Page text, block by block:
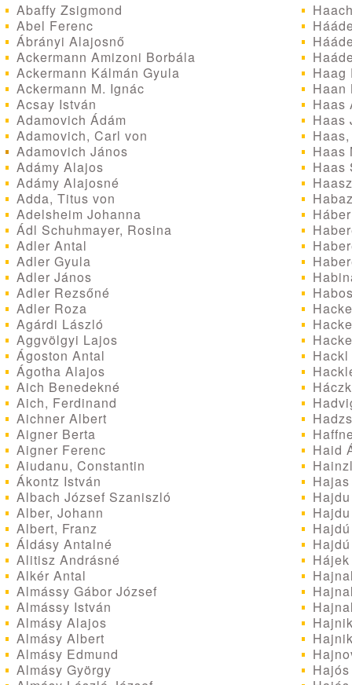
Abaffy Zsigmond
Abel Ferenc
Ábrányi Alajosnő
Ackermann Amizoni Borbála
Ackermann Kálmán Gyula
Ackermann M. Ignác
Acsay István
Adamovich Ádám
Adamovich, Carl von
Adamovich János
Adámy Alajos
Adámy Alajosné
Adda, Titus von
Adelsheim Johanna
Ádl Schuhmayer, Rosina
Adler Antal
Adler Gyula
Adler János
Adler Rezsőné
Adler Roza
Agárdi László
Aggvölgyi Lajos
Ágoston Antal
Ágotha Alajos
Aich Benedekné
Aich, Ferdinand
Aichner Albert
Aigner Berta
Aigner Ferenc
Aiudanu, Constantin
Ákontz István
Albach József Szaniszló
Alber, Johann
Albert, Franz
Áldásy Antalné
Alitisz Andrásné
Alkér Antal
Almássy Gábor József
Almássy István
Almásy Alajos
Almásy Albert
Almásy Edmund
Almásy György
Haag
Haan
Haas
Haas
Haas
Haas
Haid